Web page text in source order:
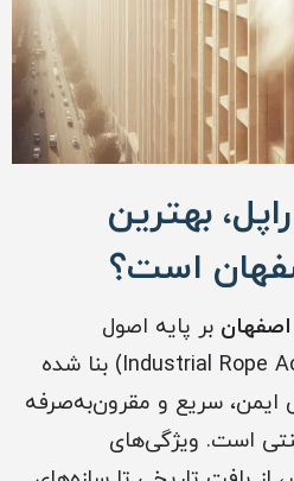
بهترین
است؟
اصفهان بر پایه اصول
کوهنوردی صنعتی (Industrial Rope Access) بنا شده
سریع و مقرون‌به‌صرفه
است. ویژگی‌های